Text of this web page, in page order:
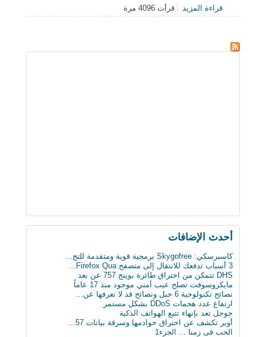
قراءة المزيدحول محافظ الجيزة يكرم الحاصلين على المركز الأول فى
مسابقة أوائل الطلبة
قرأت 4096 مرة
أحدث اﻹضافات
كاسبرسكي: Skygofree برمجية قوية ومتقدمة للتج...
3 أسباب تدفعك للانتقال إلى متصفح Firefox Qua...
DHS تتمكن من اختراق طائرة بوينج 757 عن بعد
مايكروسوفت تصلح عيب أمني موجود منذ 17 عاماً
نصائح تكنولوجية 6 حيل ونصائح قد لا تعرفها عن...
ارتفاع عدد هجمات DDoS بشكل مستمر
جوجل تعد بإنهاء تتبع الهواتف الذكية
أوبر تكشف عن اختراق خوادمها وسرقة بيانات 57...
الحب فى زمنا ... الجزء1